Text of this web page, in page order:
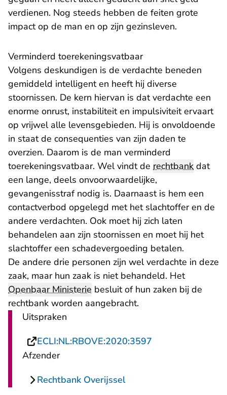
verdienen. Nog steeds hebben de feiten grote
impact op de man en op zijn gezinsleven.
Verminderd toerekeningsvatbaar
Volgens deskundigen is de verdachte beneden
gemiddeld intelligent en heeft hij diverse
stoornissen. De kern hiervan is dat verdachte een
enorme onrust, instabiliteit en impulsiviteit ervaart
op vrijwel alle levensgebieden. Hij is onvoldoende
in staat de consequenties van zijn daden te
overzien. Daarom is de man verminderd
toerekeningsvatbaar. Wel vindt de rechtbank dat
een lange, deels onvoorwaardelijke,
gevangenisstraf nodig is. Daarnaast is hem een
contactverbod opgelegd met het slachtoffer en de
andere verdachten. Ook moet hij zich laten
behandelen aan zijn stoornissen en moet hij het
slachtoffer een schadevergoeding betalen.
De andere drie personen zijn wel verdachte in deze
zaak, maar hun zaak is niet behandeld. Het
Openbaar Ministerie besluit of hun zaken bij de
rechtbank worden aangebracht.
Uitspraken
ECLI:NL:RBOVE:2020:3597
Afzender
Rechtbank Overijssel